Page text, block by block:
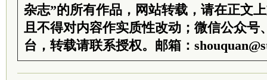
杂志”的所有作品，网站转载，请在正文
且不得对内容作实质性改动；微信公众号
台，转载请联系授权。邮箱：